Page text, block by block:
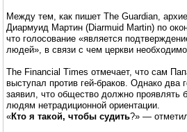
Между тем, как пишет The Guardian,
Диармуид Мартин (Diarmuid Martin) по
что голосование «является
людей», в связи с чем церкви
The Financial Times отмечает, что сам
выступал против гей-браков. Однако два
заявил, что общество должно проявлять
людям нетрадиционной ориентации.
«Кто я такой, чтобы судить?» —